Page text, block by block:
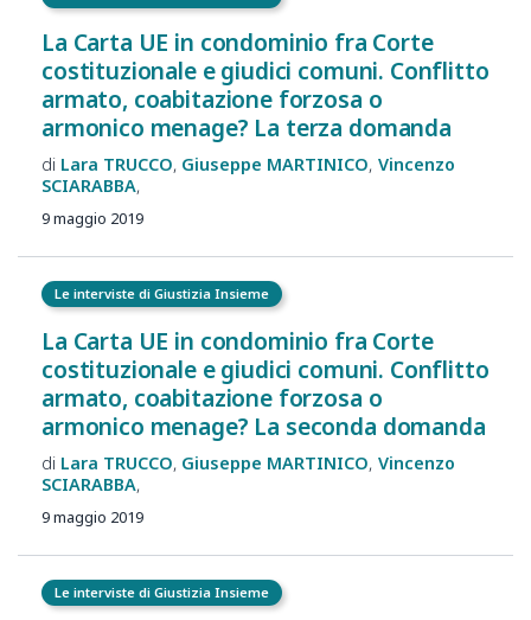
La Carta UE in condominio fra Corte
costituzionale e giudici comuni. Conflitto
armato, coabitazione forzosa o
armonico menage? La terza domanda
Lara TRUCCO Giuseppe MARTINICO Vincenzo
SCIARABBA
9 maggio 2019
Le interviste di Giustizia Insieme
La Carta UE in condominio fra Corte
costituzionale e giudici comuni. Conflitto
armato, coabitazione forzosa o
armonico menage? La seconda domanda
Lara TRUCCO Giuseppe MARTINICO Vincenzo
SCIARABBA
9 maggio 2019
Le interviste di Giustizia Insieme